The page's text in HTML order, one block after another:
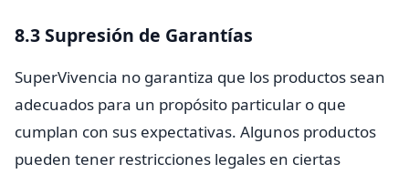
8.3 Supresión de Garantías
SuperVivencia no garantiza que los productos sean
adecuados para un propósito particular o que
cumplan con sus expectativas. Algunos productos
pueden tener restricciones legales en ciertas